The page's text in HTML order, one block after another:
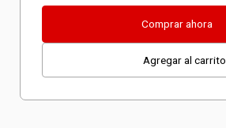
36
Comprar ahora
Agregar al carrito